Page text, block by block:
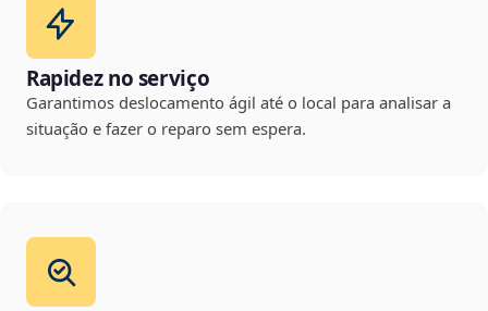
Rapidez no serviço
Garantimos deslocamento ágil até o local para analisar a
situação e fazer o reparo sem espera.